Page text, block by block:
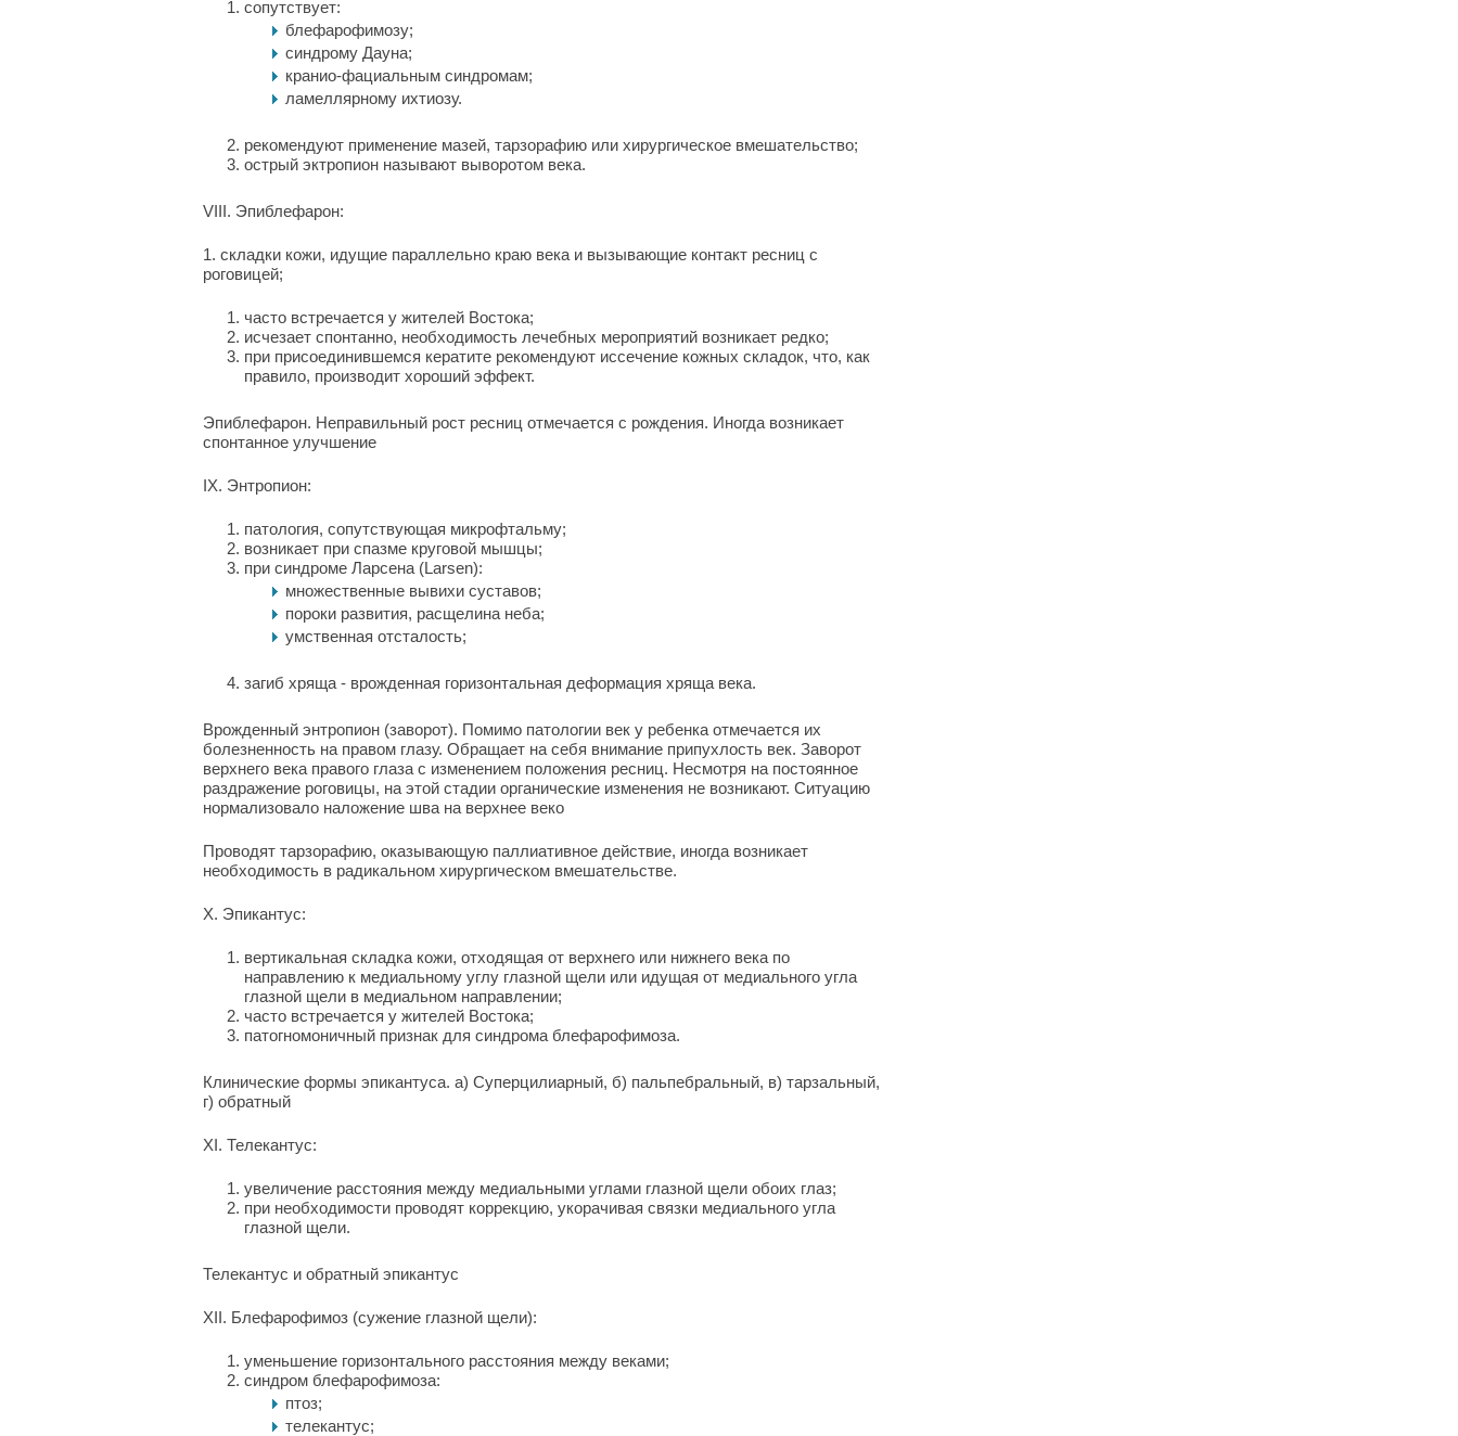
сопутствует:
блефарофимозу;
синдрому Дауна;
кранио-фациальным синдромам;
ламеллярному ихтиозу.
рекомендуют применение мазей, тарзорафию или хирургическое вмешательство;
острый эктропион называют выворотом века.
VIII. Эпиблефарон:
1. складки кожи, идущие параллельно краю века и вызывающие контакт ресниц с
роговицей;
часто встречается у жителей Востока;
исчезает спонтанно, необходимость лечебных мероприятий возникает редко;
при присоединившемся кератите рекомендуют иссечение кожных складок, что, как
правило, производит хороший эффект.
Эпиблефарон. Неправильный рост ресниц отмечается с рождения. Иногда возникает
спонтанное улучшение
IX. Энтропион:
патология, сопутствующая микрофтальму;
возникает при спазме круговой мышцы;
при синдроме Ларсена (Larsen):
множественные вывихи суставов;
пороки развития, расщелина неба;
умственная отсталость;
загиб хряща - врожденная горизонтальная деформация хряща века.
Врожденный энтропион (заворот). Помимо патологии век у ребенка отмечается их
болезненность на правом глазу. Обращает на себя внимание припухлость век. Заворот
верхнего века правого глаза с изменением положения ресниц. Несмотря на постоянное
раздражение роговицы, на этой стадии органические изменения не возникают. Ситуацию
нормализовало наложение шва на верхнее веко
Проводят тарзорафию, оказывающую паллиативное действие, иногда возникает
необходимость в радикальном хирургическом вмешательстве.
X. Эпикантус:
вертикальная складка кожи, отходящая от верхнего или нижнего века по
направлению к медиальному углу глазной щели или идущая от медиального угла
глазной щели в медиальном направлении;
часто встречается у жителей Востока;
патогномоничный признак для синдрома блефарофимоза.
Клинические формы эпикантуса. а) Суперцилиарный, б) пальпебральный, в) тарзальный,
г) обратный
XI. Телекантус:
увеличение расстояния между медиальными углами глазной щели обоих глаз;
при необходимости проводят коррекцию, укорачивая связки медиального угла
глазной щели.
Телекантус и обратный эпикантус
XII. Блефарофимоз (сужение глазной щели):
уменьшение горизонтального расстояния между веками;
синдром блефарофимоза:
птоз;
телекантус;